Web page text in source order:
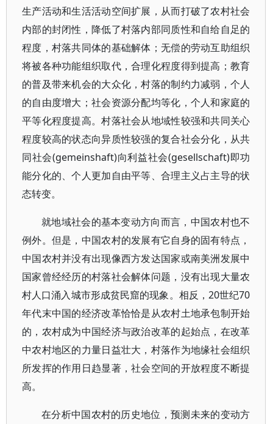
生产活动和生活活动空间扩展，从而打破了农村社会
内部的封闭性，降低了村落内部同质性和自给自足的
程度，村落共同体的基础解体；无偿的劳动互助组织
将被各种功能组织取代，合理化程度得到提高；教育
的普及带来机会的大众化，村落的制约力减弱，个人
的自由度增大；社会资源分配均等化，个人和家庭的
平等化程度提高。村落社会从地域性较强和共同关心
程度较高的状态向异质性较强的复合社会分化，从共
同社会(gemeinshaft)向利益社会(gesellschaft)即功
能分化的、个人更加自由平等、合理主义占主导的状
态转变。
就地域社会的基本变动方向而言，中国农村也不
例外。但是，中国农村的发展有它自身的固有特点，
中国农村并没有出现像西方发达国家或南美洲发展中
国家曾经经历的村落社会解体问题，没有出现大量农
村人口涌入城市形成贫民窟的现象。相反，20世纪70
年代末中国的经济改革恰恰是从农村土地承包制开始
的，农村成为中国经济与政治改革的起始点，在改革
中农村地区的力量日益壮大，村落作为地缘社会组织
所发挥的作用日趋显著，社会空间的开放程度不断提
高。
在分析中国农村的历史地位，预测未来的变动方